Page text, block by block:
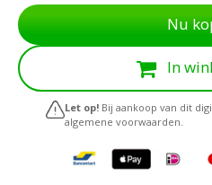
Nu
In
Let op! Bij aankoop van dit
algemene voorwaarden.